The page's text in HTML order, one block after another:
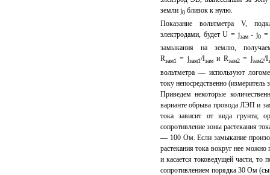
земли j0 близок к нулю.
Показание вольтметра V,
электродами, будет U = jзам-j0
замыкания на землю,
Rзам1 = jзам1/Iзами Rзам2= jзам2/I
вольтметра — используют
току непосредственно
Приведем некоторые
варианте обрыва провода ЛЭП и
тока зависит от вида грунта;
сопротивление зоны растекания
— 100 Ом. Если замыкание
растекания тока вокруг нее
и касается токоведущей части, то
сопротивлением порядка 30 Ом